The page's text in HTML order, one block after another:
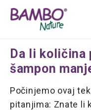
Da li količina
šampon
Počinjemo ovaj
pitanjima: Znate li